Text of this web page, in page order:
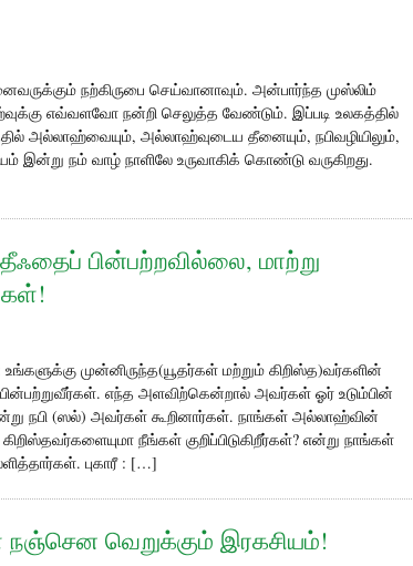
நற்கிருபை செய்வானாவும். அன்பார்ந்த முஸ்லிம்
எவ்வளவோ நன்றி செலுத்த வேண்டும். இப்படி உலகத்தில்
அல்லாஹ்வையும், அல்லாஹ்வுடைய தீனையும், நபிவழியிலும்,
இன்று நம் வாழ் நாளிலே உருவாகிக் கொண்டு வருகிறது.
பின்பற்றவில்லை, மாற்று
முன்னிருந்த(யூதர்கள் மற்றும் கிறிஸ்த)வர்களின்
எந்த அளவிற்கென்றால் அவர்கள் ஓர் உடும்பின்
என்று நபி (ஸல்) அவர்கள் கூறினார்கள். நாங்கள் அல்லாஹ்வின்
நீங்கள் குறிப்பிடுகிறீர்கள்? என்று நாங்கள்
புகாரீ : […]
வெறுக்கும் இரகசியம்!